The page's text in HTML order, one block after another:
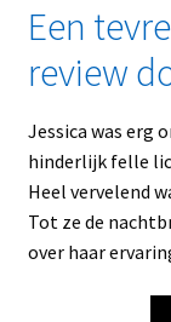
Een
review
Jessica was erg
hinderlijk felle
Heel vervelend
Tot ze de
over haar